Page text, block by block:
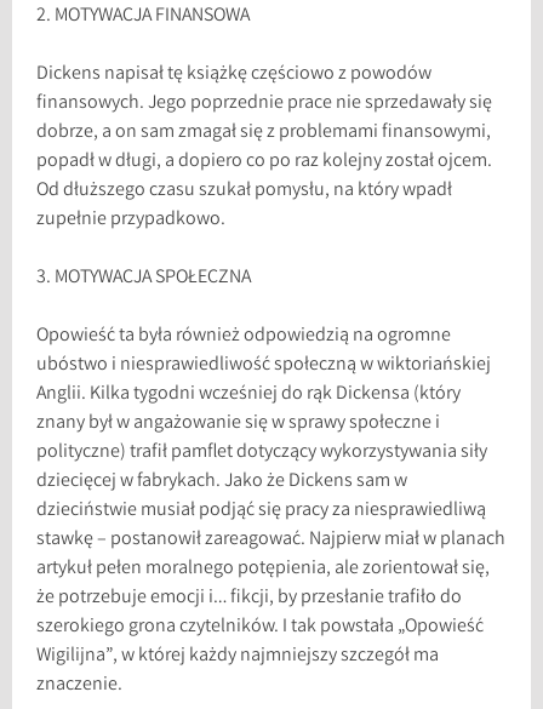
2. MOTYWACJA FINANSOWA
Dickens napisał tę książkę częściowo z powodów
finansowych. Jego poprzednie prace nie sprzedawały się
dobrze, a on sam zmagał się z problemami finansowymi,
popadł w długi, a dopiero co po raz kolejny został ojcem.
Od dłuższego czasu szukał pomysłu, na który wpadł
zupełnie przypadkowo.
3. MOTYWACJA SPOŁECZNA
Opowieść ta była również odpowiedzią na ogromne
ubóstwo i niesprawiedliwość społeczną w wiktoriańskiej
Anglii. Kilka tygodni wcześniej do rąk Dickensa (który
znany był w angażowanie się w sprawy społeczne i
polityczne) trafił pamflet dotyczący wykorzystywania siły
dziecięcej w fabrykach. Jako że Dickens sam w
dzieciństwie musiał podjąć się pracy za niesprawiedliwą
stawkę – postanowił zareagować. Najpierw miał w planach
artykuł pełen moralnego potępienia, ale zorientował się,
że potrzebuje emocji i… fikcji, by przesłanie trafiło do
szerokiego grona czytelników. I tak powstała „Opowieść
Wigilijna”, w której każdy najmniejszy szczegół ma
znaczenie.